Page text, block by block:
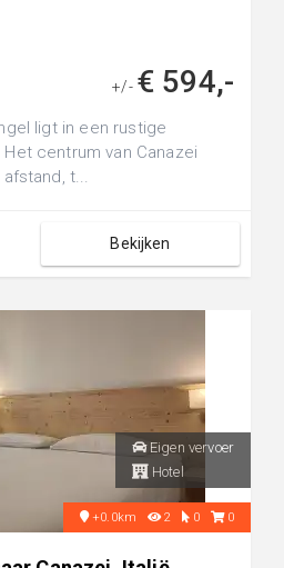
+/- € 594,-
ligt in een rustige
centrum van Canazei
t...
Bekijken
Eigen vervoer
Hotel
+0.0km 2 0 0